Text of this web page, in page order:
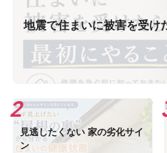
地震で住まいに被害を受け
見逃したくない 家の劣化サイ
ン